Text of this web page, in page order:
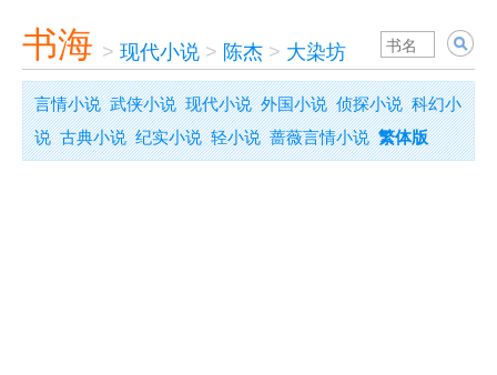
书海 > 现代小说 > 陈杰 > 大染坊
言情小说 武侠小说 现代小说 外国小说 侦探小说 科幻小
说 古典小说 纪实小说 轻小说 蔷薇言情小说 繁体版